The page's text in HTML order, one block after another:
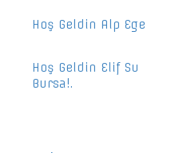
Hoş Geldin Alp Ege
Hoş Geldin Elif Su
Bursa!.